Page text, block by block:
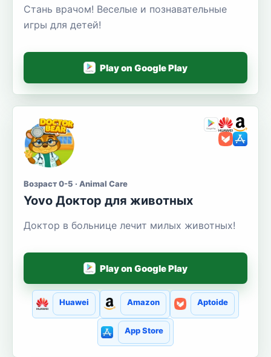
Стань врачом! Веселые и познавательные
игры для детей!
Play on Google Play
Возраст 0-5 · Animal Care
Yovo Доктор для животных
Доктор в больнице лечит милых животных!
Play on Google Play
Huawei Amazon Aptoide
App Store